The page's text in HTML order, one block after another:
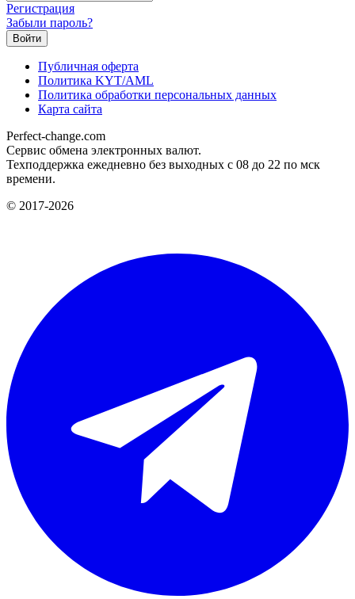
Регистрация
Забыли пароль?
Публичная оферта
Политика KYT/AML
Политика обработки персональных данных
Карта сайта
Perfect-change.com
Сервис обмена электронных валют.
Техподдержка ежедневно без выходных с 08 до 22 по мск
времени.
© 2017-2026